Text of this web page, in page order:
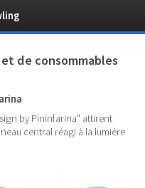
de consommables
by Pininfarina" attirent
central réagi à la lumière